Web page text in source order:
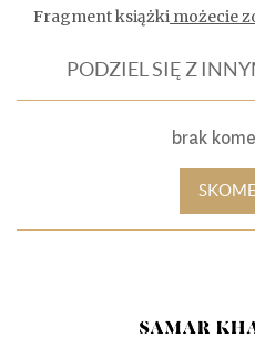
Fragment książki możecie
PODZIEL SIĘ Z
brak